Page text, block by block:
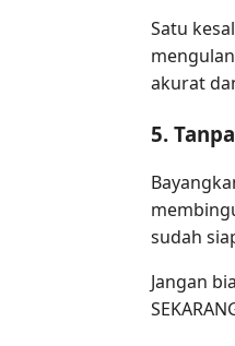
Satu
akurat
5.
sudah
Jangan